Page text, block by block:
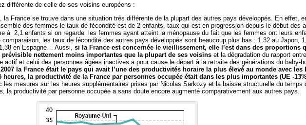
différente de celle de ses voisins européens :
la France se trouve dans une situation très différente de la plupart des autres pays développés. En effet,
des femmes le taux de fécondité est de 2 enfants, taux qui est en progression depuis le début des
à 2,1 enfants si on regarde les femmes ayant atteint la ménopause du fait que les femmes ont leurs
les taux de fécondité des autres pays développés sont beaucoup plus bas : 1,32 au Japon,
en Espagne… Aussi, si la France est concernée le vieillissement, elle l’est dans des proportions
prévisible nettement moins importantes que la plupart de ses voisinset la dégradation du rapport
actif et celui des personnes âgées inactives a pour cause le départ à la retraite des générations du baby-
la France était le pays qui avait l’une des productivités horaire la plus élevé au monde avec les
heures, la productivité de la France par personnes occupée était dans les plus importantes (UE -
les mesures sur les heures supplémentaires prises par Nicolas Sarkozy et la baisse structurelle du temps
la productivité par personne occupée a sans doute encore augmenté comparativement aux autres pays.